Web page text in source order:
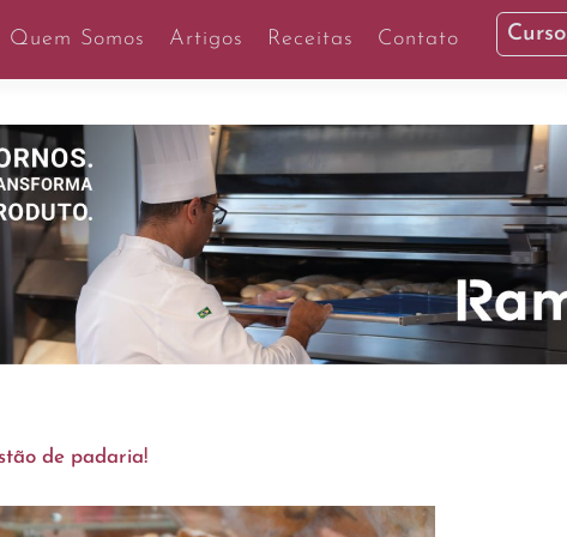
Quem Somos Artigos Receitas Contato
de padaria!